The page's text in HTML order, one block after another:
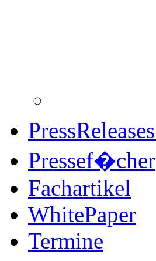
PressReleases
Pressef�cher
Fachartikel
WhitePaper
Termine